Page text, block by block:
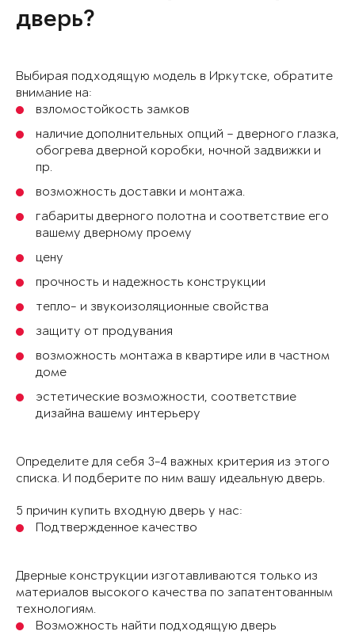
дверь?
Выбирая подходящую модель в Иркутске, обратите
внимание на:
взломостойкость замков
наличие дополнительных опций – дверного глазка,
обогрева дверной коробки, ночной задвижки и
пр.
возможность доставки и монтажа.
габариты дверного полотна и соответствие его
вашему дверному проему
цену
прочность и надежность конструкции
тепло- и звукоизоляционные свойства
защиту от продувания
возможность монтажа в квартире или в частном
доме
эстетические возможности, соответствие
дизайна вашему интерьеру
Определите для себя 3-4 важных критерия из этого
списка. И подберите по ним вашу идеальную дверь.
5 причин купить входную дверь у нас:
Подтвержденное качество
Дверные конструкции изготавливаются только из
материалов высокого качества по запатентованным
технологиям.
Возможность найти подходящую дверь